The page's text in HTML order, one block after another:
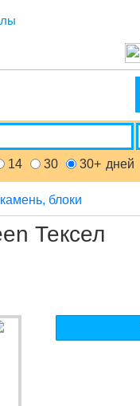
14 30 30+ дней
блоки
Тексел